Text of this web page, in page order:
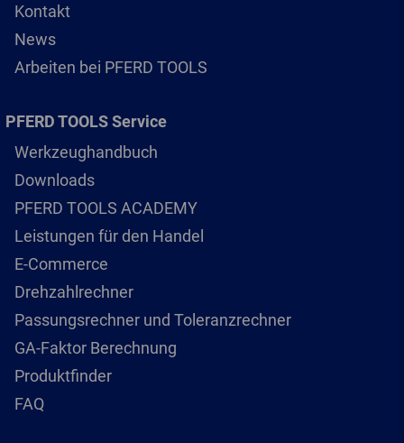
Kontakt
News
Arbeiten bei PFERD TOOLS
PFERD TOOLS Service
Werkzeughandbuch
Downloads
PFERD TOOLS ACADEMY
Leistungen für den Handel
E-Commerce
Drehzahlrechner
Passungsrechner und Toleranzrechner
GA-Faktor Berechnung
Produktfinder
FAQ